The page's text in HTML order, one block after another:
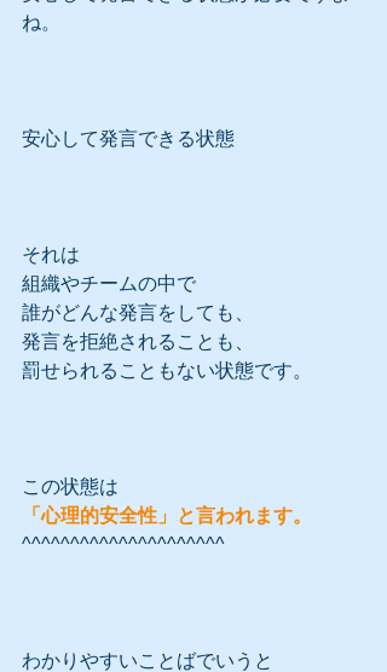
ね。
安心して発言できる状態
それは
組織やチームの中で
誰がどんな発言をしても、
発言を拒絶されることも、
罰せられることもない状態です。
この状態は
「心理的安全性」と言われます。
^^^^^^^^^^^^^^^^^^^^^
わかりやすいことばでいうと